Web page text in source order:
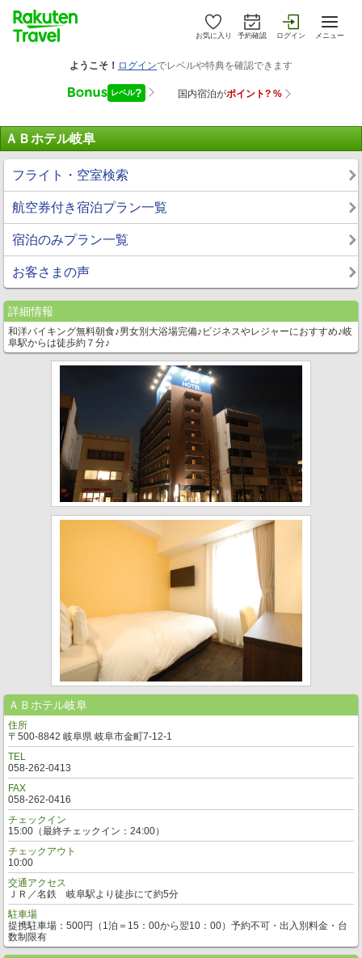
お気に入り 予約確認 ログイン メニュー
ＡＢホテル岐阜
フライト・空室検索
航空券付き宿泊プラン一覧
宿泊のみプラン一覧
お客さまの声
詳細情報
和洋バイキング無料朝食♪男女別大浴場完備♪ビジネスやレジャーにおすすめ♪岐
阜駅からは徒歩約７分♪
ＡＢホテル岐阜
住所
〒500-8842 岐阜県 岐阜市金町7-12-1
TEL
058-262-0413
FAX
058-262-0416
チェックイン
15:00（最終チェックイン：24:00）
チェックアウト
10:00
交通アクセス
ＪＲ／名鉄 岐阜駅より徒歩にて約5分
駐車場
提携駐車場：500円（1泊＝15：00から翌10：00）予約不可・出入別料金・台
数制限有